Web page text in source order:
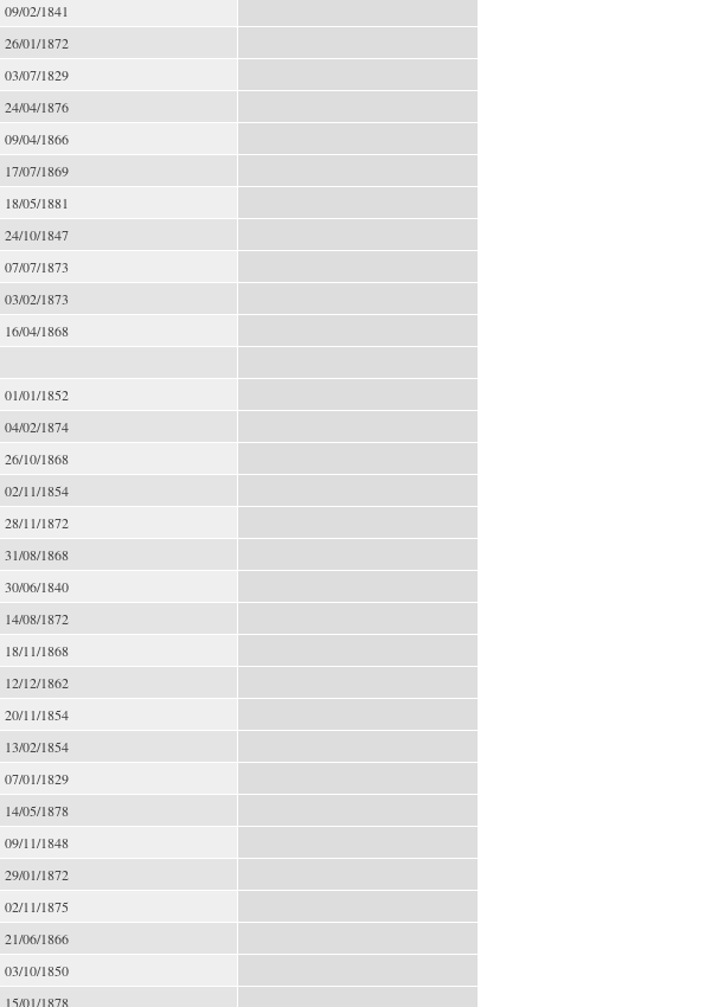
09/02/1841
26/01/1872
03/07/1829
24/04/1876
09/04/1866
17/07/1869
18/05/1881
24/10/1847
07/07/1873
03/02/1873
16/04/1868
01/01/1852
04/02/1874
26/10/1868
02/11/1854
28/11/1872
31/08/1868
30/06/1840
14/08/1872
18/11/1868
12/12/1862
20/11/1854
13/02/1854
07/01/1829
14/05/1878
09/11/1848
29/01/1872
02/11/1875
21/06/1866
03/10/1850
15/01/1878